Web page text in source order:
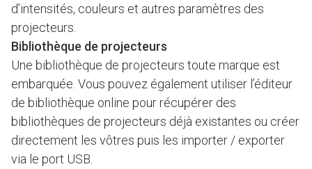
d’intensités, couleurs et autres paramètres des
projecteurs.
Bibliothèque de projecteurs
Une bibliothèque de projecteurs toute marque est
embarquée. Vous pouvez également utiliser l’éditeur
de bibliothèque online pour récupérer des
bibliothèques de projecteurs déjà existantes ou créer
directement les vôtres puis les importer / exporter
via le port USB.